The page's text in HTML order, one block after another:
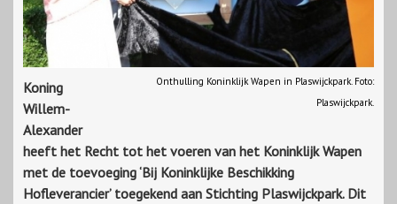
Onthulling Koninklijk Wapen in Plaswijckpark. Foto:
Plaswijckpark.
Koning
Willem-
Alexander
heeft het Recht tot het voeren van het Koninklijk Wapen
met de toevoeging ‘Bij Koninklijke Beschikking
Hofleverancier’ toegekend aan Stichting Plaswijckpark. Dit